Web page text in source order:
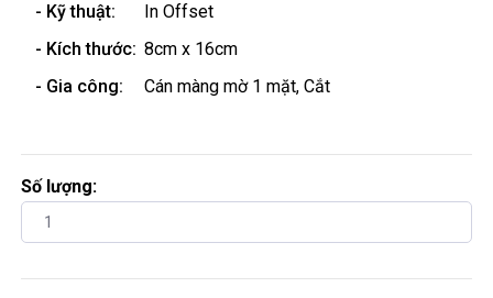
- Kỹ thuật:
In Offset
- Kích thước: 8cm x 16cm
- Gia công:
Cán màng mờ 1 mặt, Cắt
Số lượng: